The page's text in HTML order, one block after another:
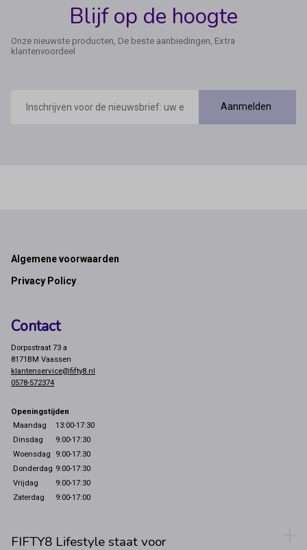
Blijf op de hoogte
Onze nieuwste producten, De beste aanbiedingen, Extra
klantenvoordeel
mailadres
Aanmelden
Footer
Algemene voorwaarden
Privacy Policy
Contact
Dorpsstraat 73 a
8171BM Vaassen
klantenservice@fifty8.nl
0578-572374
Openingstijden
Maandag
13:00-17:30
Dinsdag
9:00-17:30
Woensdag
9:00-17:30
Donderdag 9:00-17:30
Vrijdag
9:00-17:30
Zaterdag
9:00-17:00
FIFTY8 Lifestyle staat voor